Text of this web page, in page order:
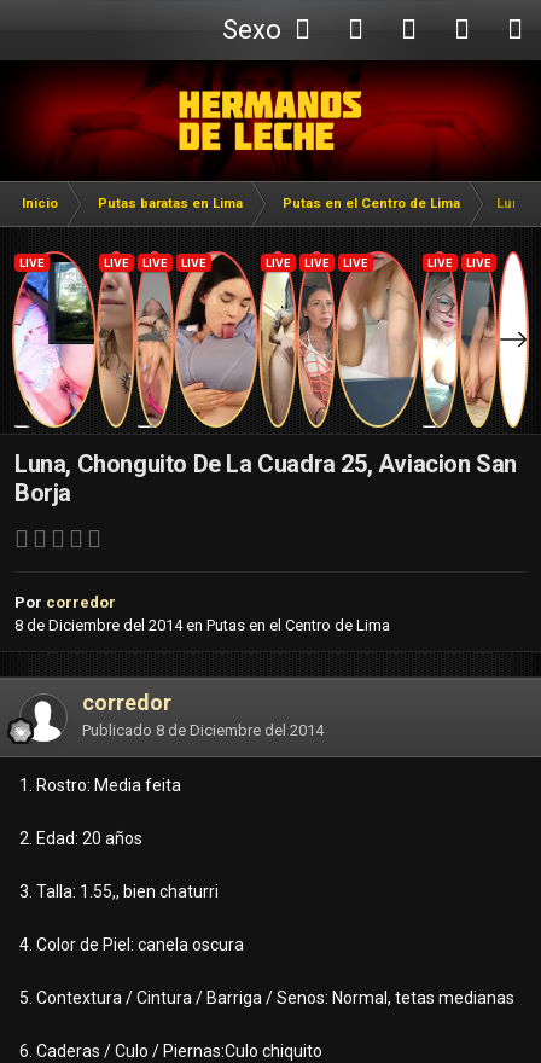
Sexo
Webcam
Inicio Putas baratas en Lima Putas en el Centro de Lima Luna,
Luna, Chonguito De La Cuadra 25, Aviacion San
Borja
Por corredor
8 de Diciembre del 2014en Putas en el Centro de Lima
corredor
Publicado 8 de Diciembre del 2014
1. Rostro: Media feita
2. Edad: 20 años
3. Talla: 1.55,, bien chaturri
4. Color de Piel: canela oscura
5. Contextura / Cintura / Barriga / Senos: Normal, tetas medianas
6. Caderas / Culo / Piernas:Culo chiquito